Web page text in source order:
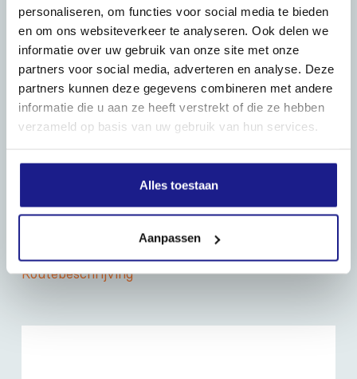
personaliseren, om functies voor social media te bieden
en om ons websiteverkeer te analyseren. Ook delen we
informatie over uw gebruik van onze site met onze
partners voor social media, adverteren en analyse. Deze
partners kunnen deze gegevens combineren met andere
informatie die u aan ze heeft verstrekt of die ze hebben
verzameld op basis van uw gebruik van hun services.
Alles toestaan
Aanpassen
info@mechanisatiefraneker.nl
Bij storing:06-83139573
Maandag t/m vrijdag: 07:30 - 17:00
Zaterdag: 09:00 - 12:00
Routebeschrijving